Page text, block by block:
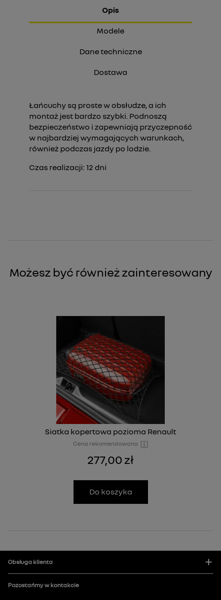
Opis
Modele
Dane techniczne
Dostawa
Łańcuchy są proste w obsłudze, a ich
montaż jest bardzo szybki. Podnoszą
bezpieczeństwo i zapewniają przyczepność
w najbardziej wymagających warunkach,
również podczas jazdy po lodzie.
Czas realizacji: 12 dni
Możesz być również zainteresowany
Siatka kopertowa pozioma Renault
Cena rekomendowana
277,00 zł
Do koszyka
Obsługa klienta
Pozostańmy w kontakcie